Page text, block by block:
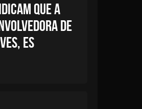
QUE A
DE
ES